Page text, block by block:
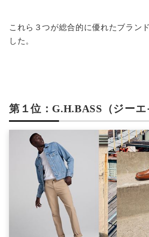
これら３つが総合的に優れたブラン
した。
第１位：G.H.BASS（ジーエ